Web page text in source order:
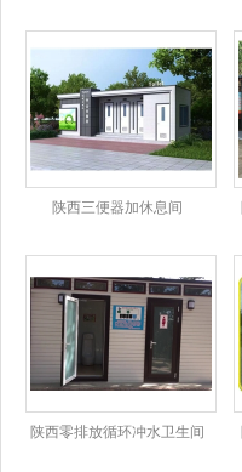
陕西三便器加休息间
陕西零排放循环冲水卫生间